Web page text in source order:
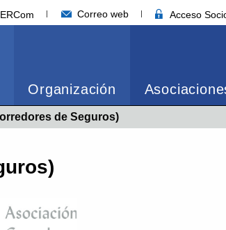
Correo web Acceso
Organización
de Seguros)